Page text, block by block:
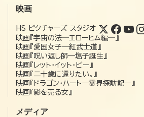
映画
HS ピクチャーズ スタジオ
映画『宇宙の法―エローヒム編―』
映画『愛国女子―紅武士道』
映画『呪い返し師—塩子誕生』
映画『レット・イット・ビー』
映画『二十歳に還りたい。』
映画『ドラゴン・ハート―霊界探訪記―』
映画『影を売る女』
メディア